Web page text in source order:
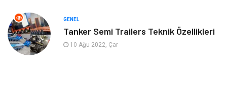
Aksesuar
Astroloji
GENEL
Tanker Semi Trailers Teknik Özellikleri
10 Ağu 2022, Çar